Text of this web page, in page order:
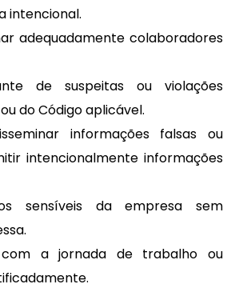
intencional.
adequadamente colaboradores
de suspeitas ou violações
do Código aplicável.
informações falsas ou
intencionalmente informações
sensíveis da empresa sem
a jornada de trabalho ou